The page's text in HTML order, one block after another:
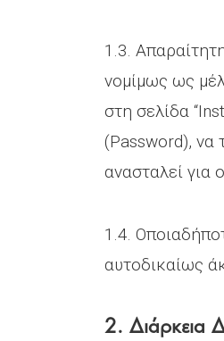
1.3.
νομίμως ως
στη σελίδα
(Password), να
ανασταλεί για
1.4.
αυτοδικαίως
2. Διάρκεια